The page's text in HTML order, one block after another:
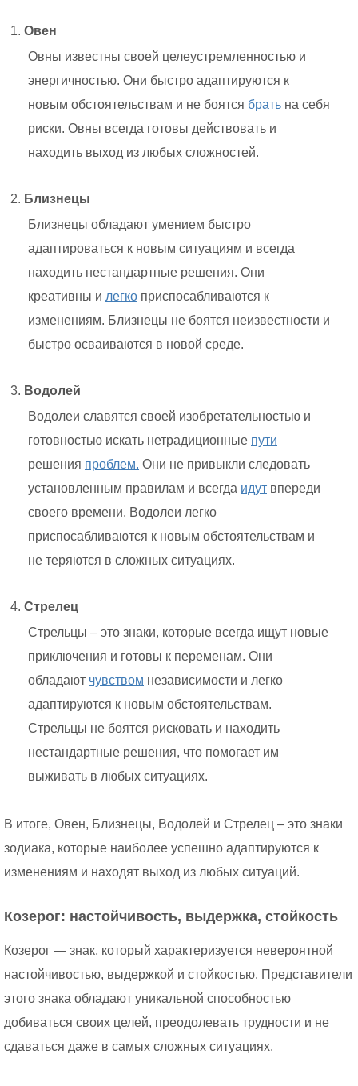
Овен
Овны известны своей целеустремленностью и
энергичностью. Они быстро адаптируются к
новым обстоятельствам и не боятся брать на себя
риски. Овны всегда готовы действовать и
находить выход из любых сложностей.
Близнецы
Близнецы обладают умением быстро
адаптироваться к новым ситуациям и всегда
находить нестандартные решения. Они
креативны и легко приспосабливаются к
изменениям. Близнецы не боятся неизвестности и
быстро осваиваются в новой среде.
Водолей
Водолеи славятся своей изобретательностью и
готовностью искать нетрадиционные пути
решения проблем. Они не привыкли следовать
установленным правилам и всегда идут впереди
своего времени. Водолеи легко
приспосабливаются к новым обстоятельствам и
не теряются в сложных ситуациях.
Стрелец
Стрельцы – это знаки, которые всегда ищут новые
приключения и готовы к переменам. Они
обладают чувством независимости и легко
адаптируются к новым обстоятельствам.
Стрельцы не боятся рисковать и находить
нестандартные решения, что помогает им
выживать в любых ситуациях.
В итоге, Овен, Близнецы, Водолей и Стрелец – это знаки
зодиака, которые наиболее успешно адаптируются к
изменениям и находят выход из любых ситуаций.
Козерог: настойчивость, выдержка, стойкость
Козерог — знак, который характеризуется невероятной
настойчивостью, выдержкой и стойкостью. Представители
этого знака обладают уникальной способностью
добиваться своих целей, преодолевать трудности и не
сдаваться даже в самых сложных ситуациях.